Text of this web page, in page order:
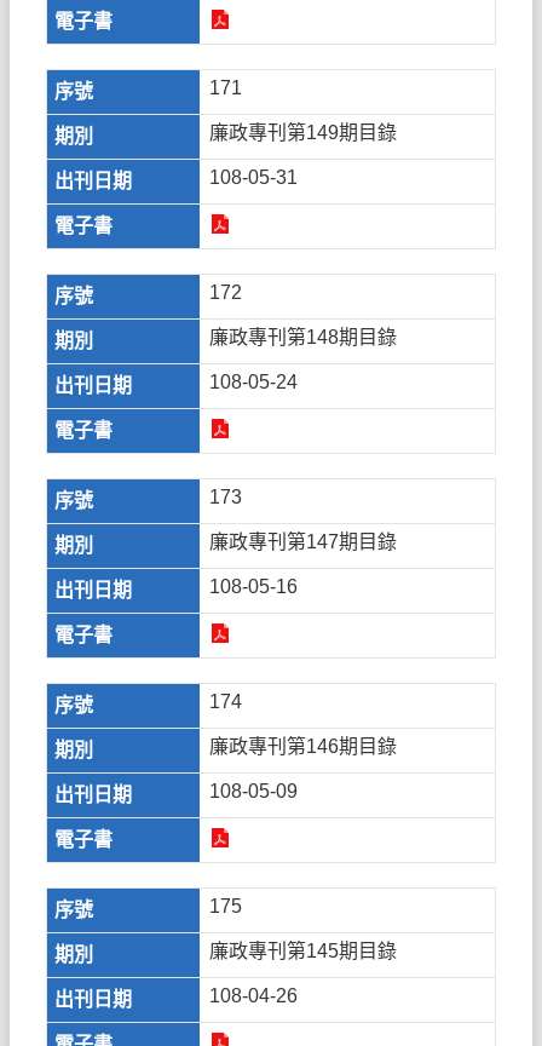
171
廉政專刊第149期目錄
108-05-31
172
廉政專刊第148期目錄
108-05-24
173
廉政專刊第147期目錄
108-05-16
174
廉政專刊第146期目錄
108-05-09
175
廉政專刊第145期目錄
108-04-26